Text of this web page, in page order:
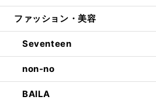
ファッション・美容
Seventeen
non-no
BAILA